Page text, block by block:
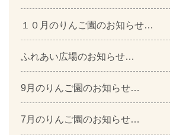
１０月のりんご園のお知らせ…
ふれあい広場のお知らせ…
9月のりんご園のお知らせ…
7月のりんご園のお知らせ…